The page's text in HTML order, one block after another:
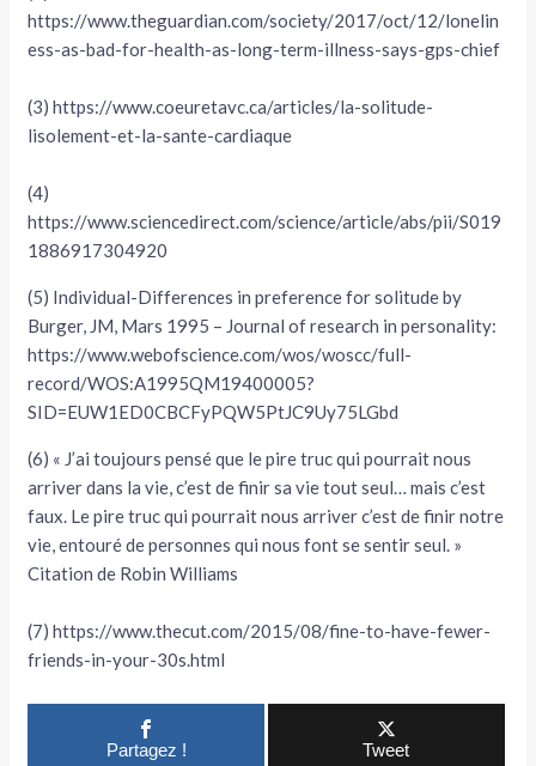
https://www.theguardian.com/society/2017/oct/12/lonelin
ess-as-bad-for-health-as-long-term-illness-says-gps-chief
(3) https://www.coeuretavc.ca/articles/la-solitude-
lisolement-et-la-sante-cardiaque
(4)
https://www.sciencedirect.com/science/article/abs/pii/S019
1886917304920
(5) Individual-Differences in preference for solitude by
Burger, JM, Mars 1995 – Journal of research in personality:
https://www.webofscience.com/wos/woscc/full-
record/WOS:A1995QM19400005?
SID=EUW1ED0CBCFyPQW5PtJC9Uy75LGbd
(6) « J’ai toujours pensé que le pire truc qui pourrait nous
arriver dans la vie, c’est de finir sa vie tout seul… mais c’est
faux. Le pire truc qui pourrait nous arriver c’est de finir notre
vie, entouré de personnes qui nous font se sentir seul. »
Citation de Robin Williams
(7) https://www.thecut.com/2015/08/fine-to-have-fewer-
friends-in-your-30s.html
Partagez ! Tweet